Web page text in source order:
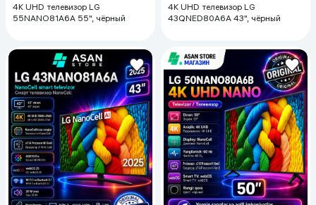
4K UHD телевизор LG
55NANO81A6A 55", чёрный
4K UHD телевизор LG
43QNED80A6A 43", чёрный